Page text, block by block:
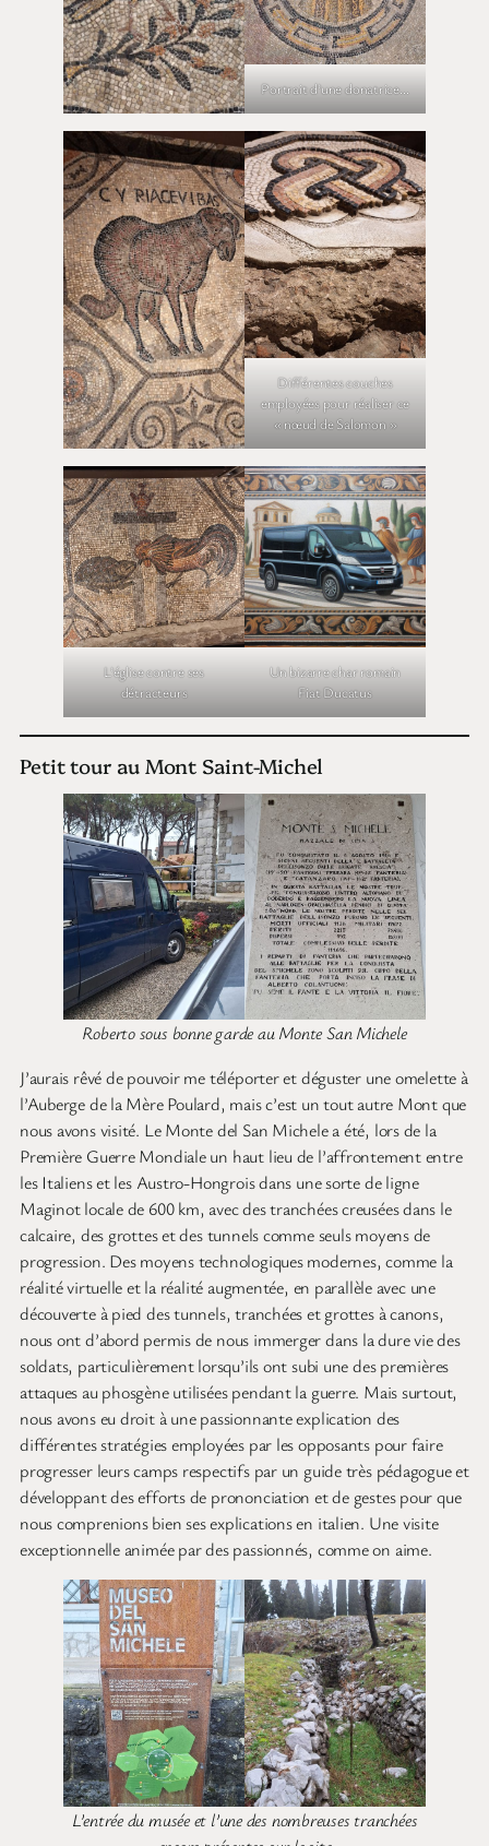
Portrait d’une donatrice…
Différentes couches
employées pour réaliser ce
« nœud de Salomon »
L’église contre ses
détracteurs
Un bizarre char romain
Fiat Ducatus
Petit tour au Mont Saint-Michel
Roberto sous bonne garde au Monte San Michele
J’aurais rêvé de pouvoir me téléporter et déguster une omelette à
l’Auberge de la Mère Poulard, mais c’est un tout autre Mont que
nous avons visité. Le Monte del San Michele a été, lors de la
Première Guerre Mondiale un haut lieu de l’affrontement entre
les Italiens et les Austro-Hongrois dans une sorte de ligne
Maginot locale de 600 km, avec des tranchées creusées dans le
calcaire, des grottes et des tunnels comme seuls moyens de
progression. Des moyens technologiques modernes, comme la
réalité virtuelle et la réalité augmentée, en parallèle avec une
découverte à pied des tunnels, tranchées et grottes à canons,
nous ont d’abord permis de nous immerger dans la dure vie des
soldats, particulièrement lorsqu’ils ont subi une des premières
attaques au phosgène utilisées pendant la guerre. Mais surtout,
nous avons eu droit à une passionnante explication des
différentes stratégies employées par les opposants pour faire
progresser leurs camps respectifs par un guide très pédagogue et
développant des efforts de prononciation et de gestes pour que
nous comprenions bien ses explications en italien. Une visite
exceptionnelle animée par des passionnés, comme on aime.
L’entrée du musée et l’une des nombreuses tranchées